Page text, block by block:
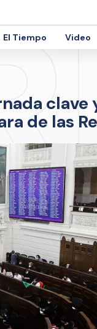
El Tiempo Video
clave
de las